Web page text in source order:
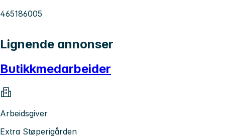
465186005
Lignende annonser
Butikkmedarbeider
Arbeidsgiver
Extra Støperigården